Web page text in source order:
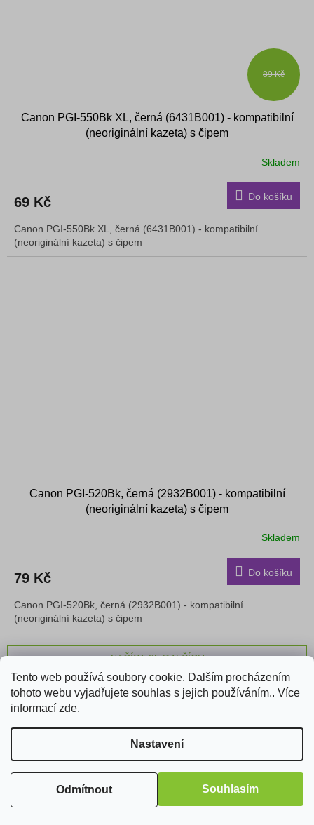
Tento web používá soubory cookie. Dalším procházením
tohoto webu vyjadřujete souhlas s jejich používáním.. Více
informací zde.
Nastavení
Odmítnout Souhlasím
89 Kč
Canon PGI-550Bk XL, černá (6431B001) - kompatibilní
(neoriginální kazeta) s čipem
Skladem
69 Kč Do košíku
Canon PGI-550Bk XL, černá (6431B001) - kompatibilní
(neoriginální kazeta) s čipem
Canon PGI-520Bk, černá (2932B001) - kompatibilní
(neoriginální kazeta) s čipem
Skladem
79 Kč Do košíku
Canon PGI-520Bk, černá (2932B001) - kompatibilní
(neoriginální kazeta) s čipem
O
d
a
c
p
NAČÍST 25 DALŠÍCH
S
t
r
o
v
á
1 3
položek celkem